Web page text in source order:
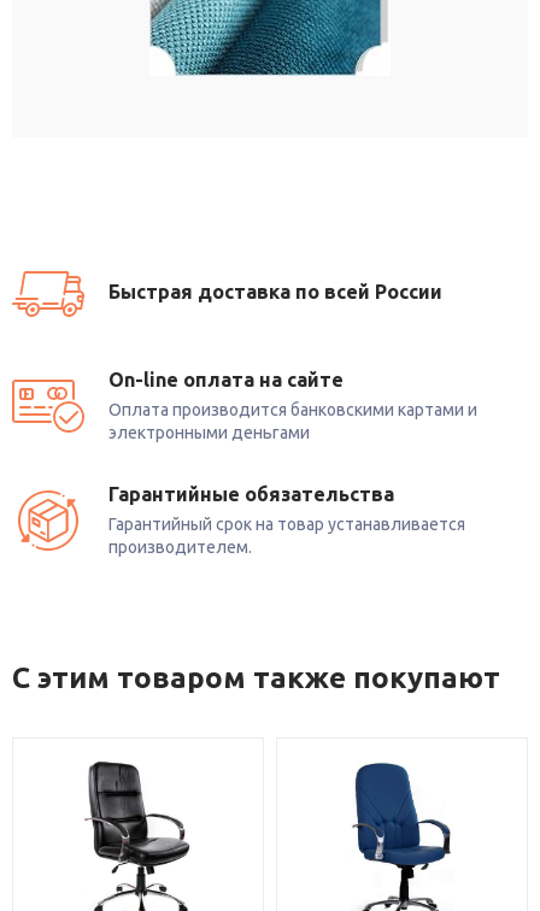
Быстрая доставка по всей России
On-line оплата на сайте
Оплата производится банковскими картами и
электронными деньгами
Гарантийные обязательства
Гарантийный срок на товар устанавливается
производителем.
С этим товаром также покупают